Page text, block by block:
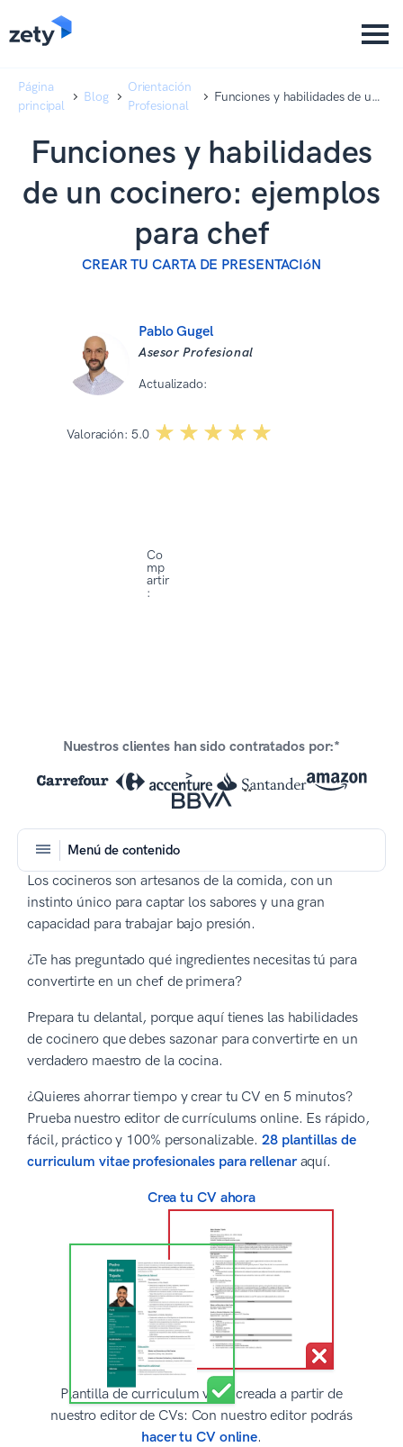
Página
principal
Blog
Orientación
Profesional
Funciones y habilidades de un
Funciones y habilidades
de un cocinero: ejemplos
para chef
CREAR TU CARTA DE PRESENTACIóN
Pablo Gugel
Asesor Profesional
Actualizado:
Valoración: 5.0 ☆☆☆☆☆
★★★★★
Co
mp
artir
:
Nuestros clientes han sido contratados por:*
Menú de contenido
Los cocineros son artesanos de la comida, con un
instinto único para captar los sabores y una gran
capacidad para trabajar bajo presión.
¿Te has preguntado qué ingredientes necesitas tú para
convertirte en un chef de primera?
Prepara tu delantal, porque aquí tienes las habilidades
de cocinero que debes sazonar para convertirte en un
verdadero maestro de la cocina.
¿Quieres ahorrar tiempo y crear tu CV en 5 minutos?
Prueba nuestro editor de currículums online. Es rápido,
fácil, práctico y 100% personalizable.28 plantillas de
curriculum vitae profesionales para rellenaraquí.
Crea tu CV ahora
Plantilla de curriculum vitae creada a partir de
nuestro editor de CVs: Con nuestro editor podrás
hacer tu CV online.